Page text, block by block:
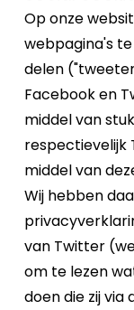
Op onze
webpagina's
delen
Facebook en
middel van
respectievelijk
middel van
Wij hebben
van Twitter
om te lezen
doen die zij via